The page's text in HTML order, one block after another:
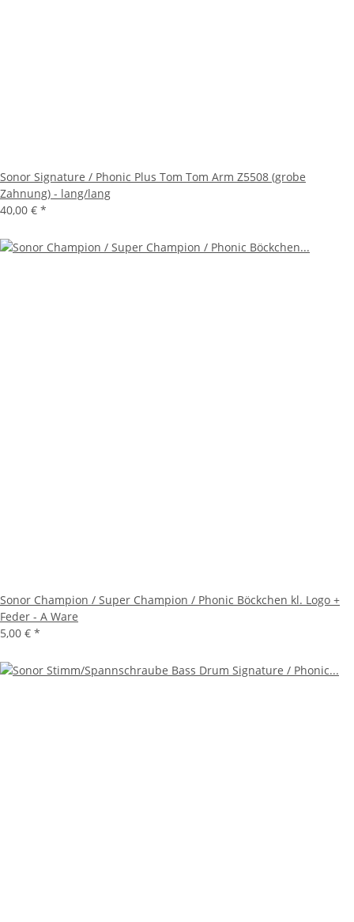
Sonor Signature / Phonic Plus Tom Tom Arm Z5508 (grobe
Zahnung) - lang/lang
40,00 € *
Sonor Champion / Super Champion / Phonic Böckchen kl. Logo +
Feder - A Ware
5,00 € *